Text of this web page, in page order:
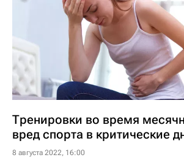
Тренировки во время
вред спорта в критические
8 августа 2022, 16:00